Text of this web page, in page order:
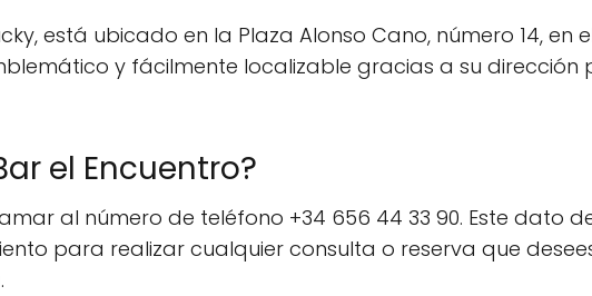
está ubicado en la Plaza Alonso Cano, número 14, en
y fácilmente localizable gracias a su dirección
el Encuentro?
al número de teléfono +34 656 44 33 90. Este dato
para realizar cualquier consulta o reserva que